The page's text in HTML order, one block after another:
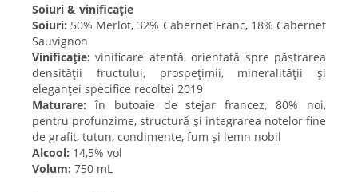
Soiuri & vinificație
Soiuri: 50% Merlot, 32% Cabernet Franc, 18% Cabernet
Sauvignon
Vinificație: vinificare atentă, orientată spre păstrarea
densității fructului, prospețimii, mineralității și
eleganței specifice recoltei 2019
Maturare: în butoaie de stejar francez, 80% noi,
pentru profunzime, structură și integrarea notelor fine
de grafit, tutun, condimente, fum și lemn nobil
Alcool: 14,5% vol
Volum: 750 mL